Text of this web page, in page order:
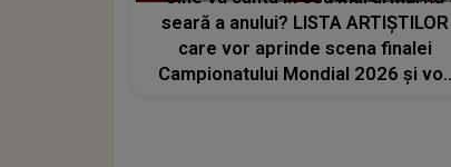
seară a anului? LISTA ARTIȘTILOR
care vor aprinde scena finalei
Campionatului Mondial 2026 și vor